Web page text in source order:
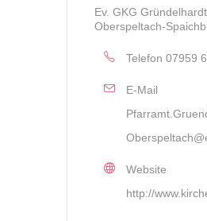
Ev. GKG
Oberspeltach-
Telefon 07959
E-Mail
Website
http://